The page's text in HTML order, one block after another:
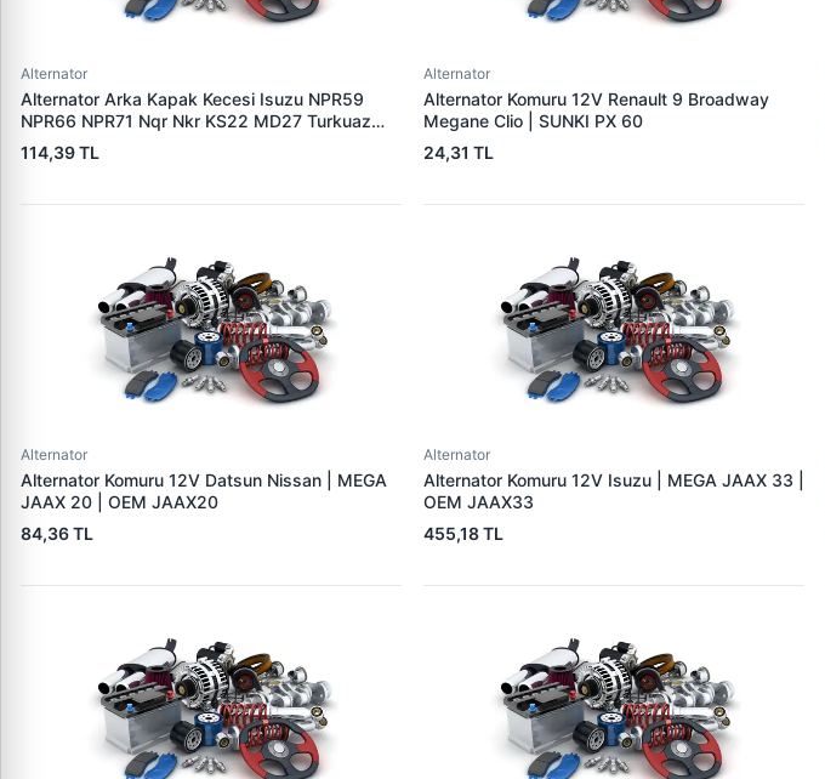
Alternator
Alternator Arka Kapak Kecesi Isuzu NPR59
NPR66 NPR71 Nqr Nkr KS22 MD27 Turkuaz
15×32×7.5 | CDF 88310 | OEM SKT 040725
114,39 TL
Alternator
Alternator Komuru 12V Renault 9 Broadway
Megane Clio | SUNKI PX 60
24,31 TL
Alternator
Alternator Komuru 12V Datsun Nissan | MEGA
JAAX 20 | OEM JAAX20
84,36 TL
Alternator
Alternator Komuru 12V Isuzu | MEGA JAAX 33 |
OEM JAAX33
455,18 TL